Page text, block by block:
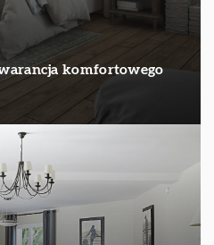
komfortowego